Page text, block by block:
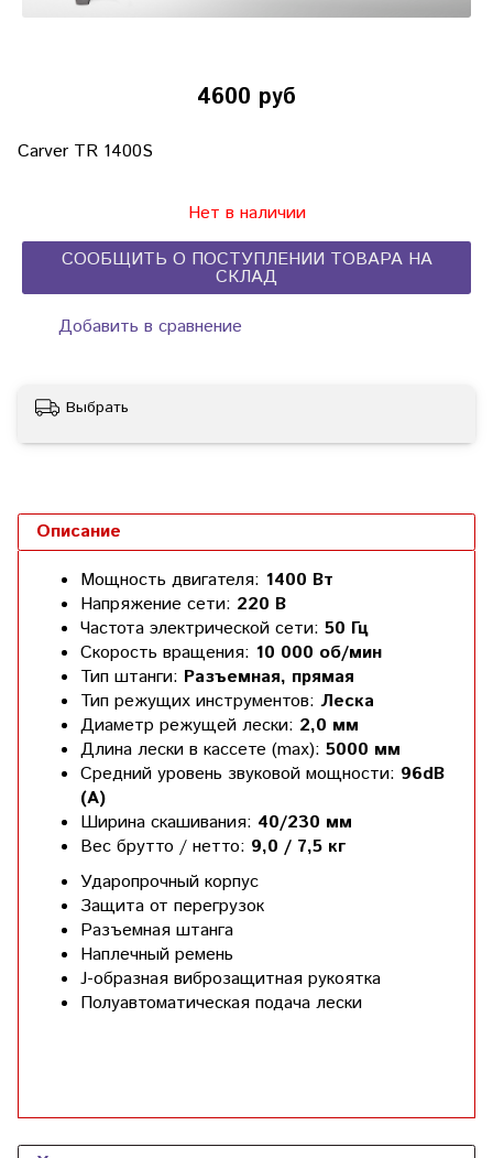
4600 руб
Carver TR 1400S
Нет в наличии
СООБЩИТЬ О ПОСТУПЛЕНИИ ТОВАРА НА
СКЛАД
Добавить в сравнение
Выбрать
Описание
Мощность двигателя: 1400 Вт
Напряжение сети: 220 В
Частота электрической сети: 50 Гц
Скорость вращения: 10 000 об/мин
Тип штанги: Разъемная, прямая
Тип режущих инструментов: Леска
Диаметр режущей лески: 2,0 мм
Длина лески в кассете (max): 5000 мм
Средний уровень звуковой мощности: 96dB
(А)
Ширина скашивания: 40/230 мм
Вес брутто / нетто: 9,0 / 7,5 кг
Ударопрочный корпус
Защита от перегрузок
Разъемная штанга
Наплечный ремень
J-образная виброзащитная рукоятка
Полуавтоматическая подача лески